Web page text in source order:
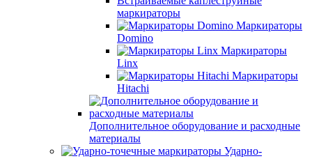
маркираторы
Маркираторы
Domino
Маркираторы
Linx
Маркираторы
Hitachi
Дополнительное оборудование и расходные
материалы
Ударно-